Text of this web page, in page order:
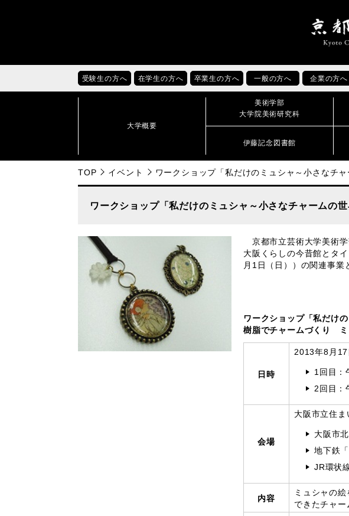
受験生の方へ 在学生の方へ 卒業生の方へ 一般の方へ 企業の方へ
大学概要
美術学部
大学院美術研究科
伊藤記念図書館
TOP イベント ワークショップ「私だけのミュシャ～小さなチャ
ワークショップ「私だけのミュシャ～小さなチャームの世
京都市立芸術大学美術
大阪くらしの今昔館とタ
月1日（日））の関連事業
ワークショップ「私だけ
樹脂でチャームづくり ミ
日時
2013年8月17
1回目：
2回目
会場
大阪市立住
大阪市
地下鉄
JR環状
内容
ミュシャの
できたチャ